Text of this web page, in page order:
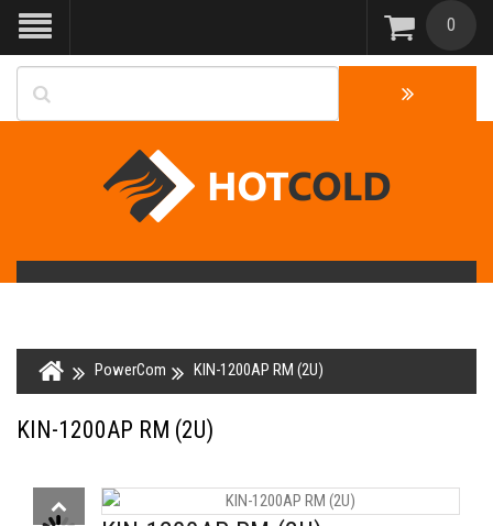
0
PowerCom KIN-1200AP RM (2U)
KIN-1200AP RM (2U)